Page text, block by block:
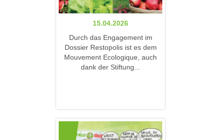
15.04.2026
Durch das Engagement im
Dossier Restopolis ist es dem
Mouvement Ecologique, auch
dank der Stiftung...